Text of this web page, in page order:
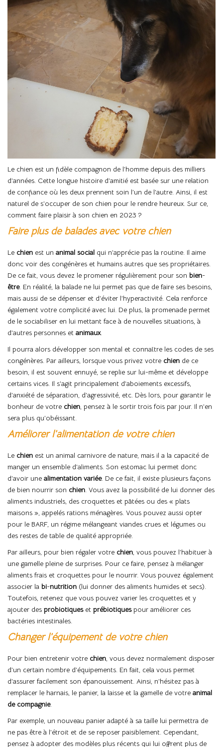
Le chien est un fidèle compagnon de l’homme depuis des milliers
d’années. Cette longue histoire d’amitié est basée sur une relation
de confiance où les deux prennent soin l’un de l’autre. Ainsi, il est
naturel de s’occuper de son chien pour le rendre heureux. Sur ce,
comment faire plaisir à son chien en 2023 ?
Faire plus de balades avec votre chien
Le chien est un animal social qui n’apprécie pas la routine. Il aime
donc voir des congénères et humains autres que ses propriétaires.
De ce fait, vous devez le promener régulièrement pour son bien-
être. En réalité, la balade ne lui permet pas que de faire ses besoins,
mais aussi de se dépenser et d’éviter l’hyperactivité. Cela renforce
également votre complicité avec lui. De plus, la promenade permet
de le sociabiliser en lui mettant face à de nouvelles situations, à
d’autres personnes et animaux.
Il pourra alors développer son mental et connaître les codes de ses
congénères. Par ailleurs, lorsque vous privez votre chien de ce
besoin, il est souvent ennuyé, se replie sur lui-même et développe
certains vices. Il s’agit principalement d’aboiements excessifs,
d’anxiété de séparation, d’agressivité, etc. Dès lors, pour garantir le
bonheur de votre chien, pensez à le sortir trois fois par jour. Il n’en
sera plus qu’obéissant.
Améliorer l’alimentation de votre chien
Le chien est un animal carnivore de nature, mais il a la capacité de
manger un ensemble d’aliments. Son estomac lui permet donc
d’avoir une alimentation variée. De ce fait, il existe plusieurs façons
de bien nourrir son chien. Vous avez la possibilité de lui donner des
aliments industriels, des croquettes et pâtées ou des « plats
maisons », appelés rations ménagères. Vous pouvez aussi opter
pour le BARF, un régime mélangeant viandes crues et légumes ou
des restes de table de qualité appropriée.
Par ailleurs, pour bien régaler votre chien, vous pouvez l’habituer à
une gamelle pleine de surprises. Pour ce faire, pensez à mélanger
aliments frais et croquettes pour le nourrir. Vous pouvez également
associer la bi-nutrition (lui donner des aliments humides et secs).
Toutefois, retenez que vous pouvez varier les croquettes et y
ajouter des probiotiqueset prébiotiquespour améliorer ces
bactéries intestinales.
Changer l’équipement de votre chien
Pour bien entretenir votre chien, vous devez normalement disposer
d’un certain nombre d’équipements. En fait, cela vous permet
d’assurer facilement son épanouissement. Ainsi, n’hésitez pas à
remplacer le harnais, le panier, la laisse et la gamelle de votre animal
de compagnie.
Par exemple, un nouveau panier adapté à sa taille lui permettra de
ne pas être à l’étroit et de se reposer paisiblement. Cependant,
pensez à adopter des modèles plus récents qui lui offrent plus de